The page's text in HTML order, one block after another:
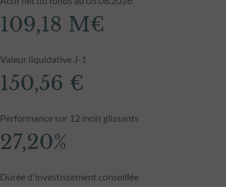
109,18 M€
Valeur liquidative J-1
150,56 €
Performance sur 12 mois glissants
27,20%
Durée d'investissement conseillée